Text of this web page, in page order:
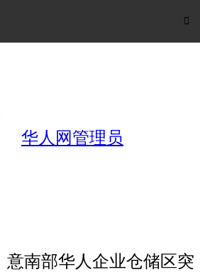

华人网管理员
意南部华人企业仓储区突